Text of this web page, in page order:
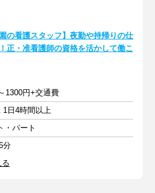
園の看護スタッフ】夜勤や持帰りの仕
正・准看護師の資格を活かして働こ
1300円+交通費
1日4時間以上
・パート
分